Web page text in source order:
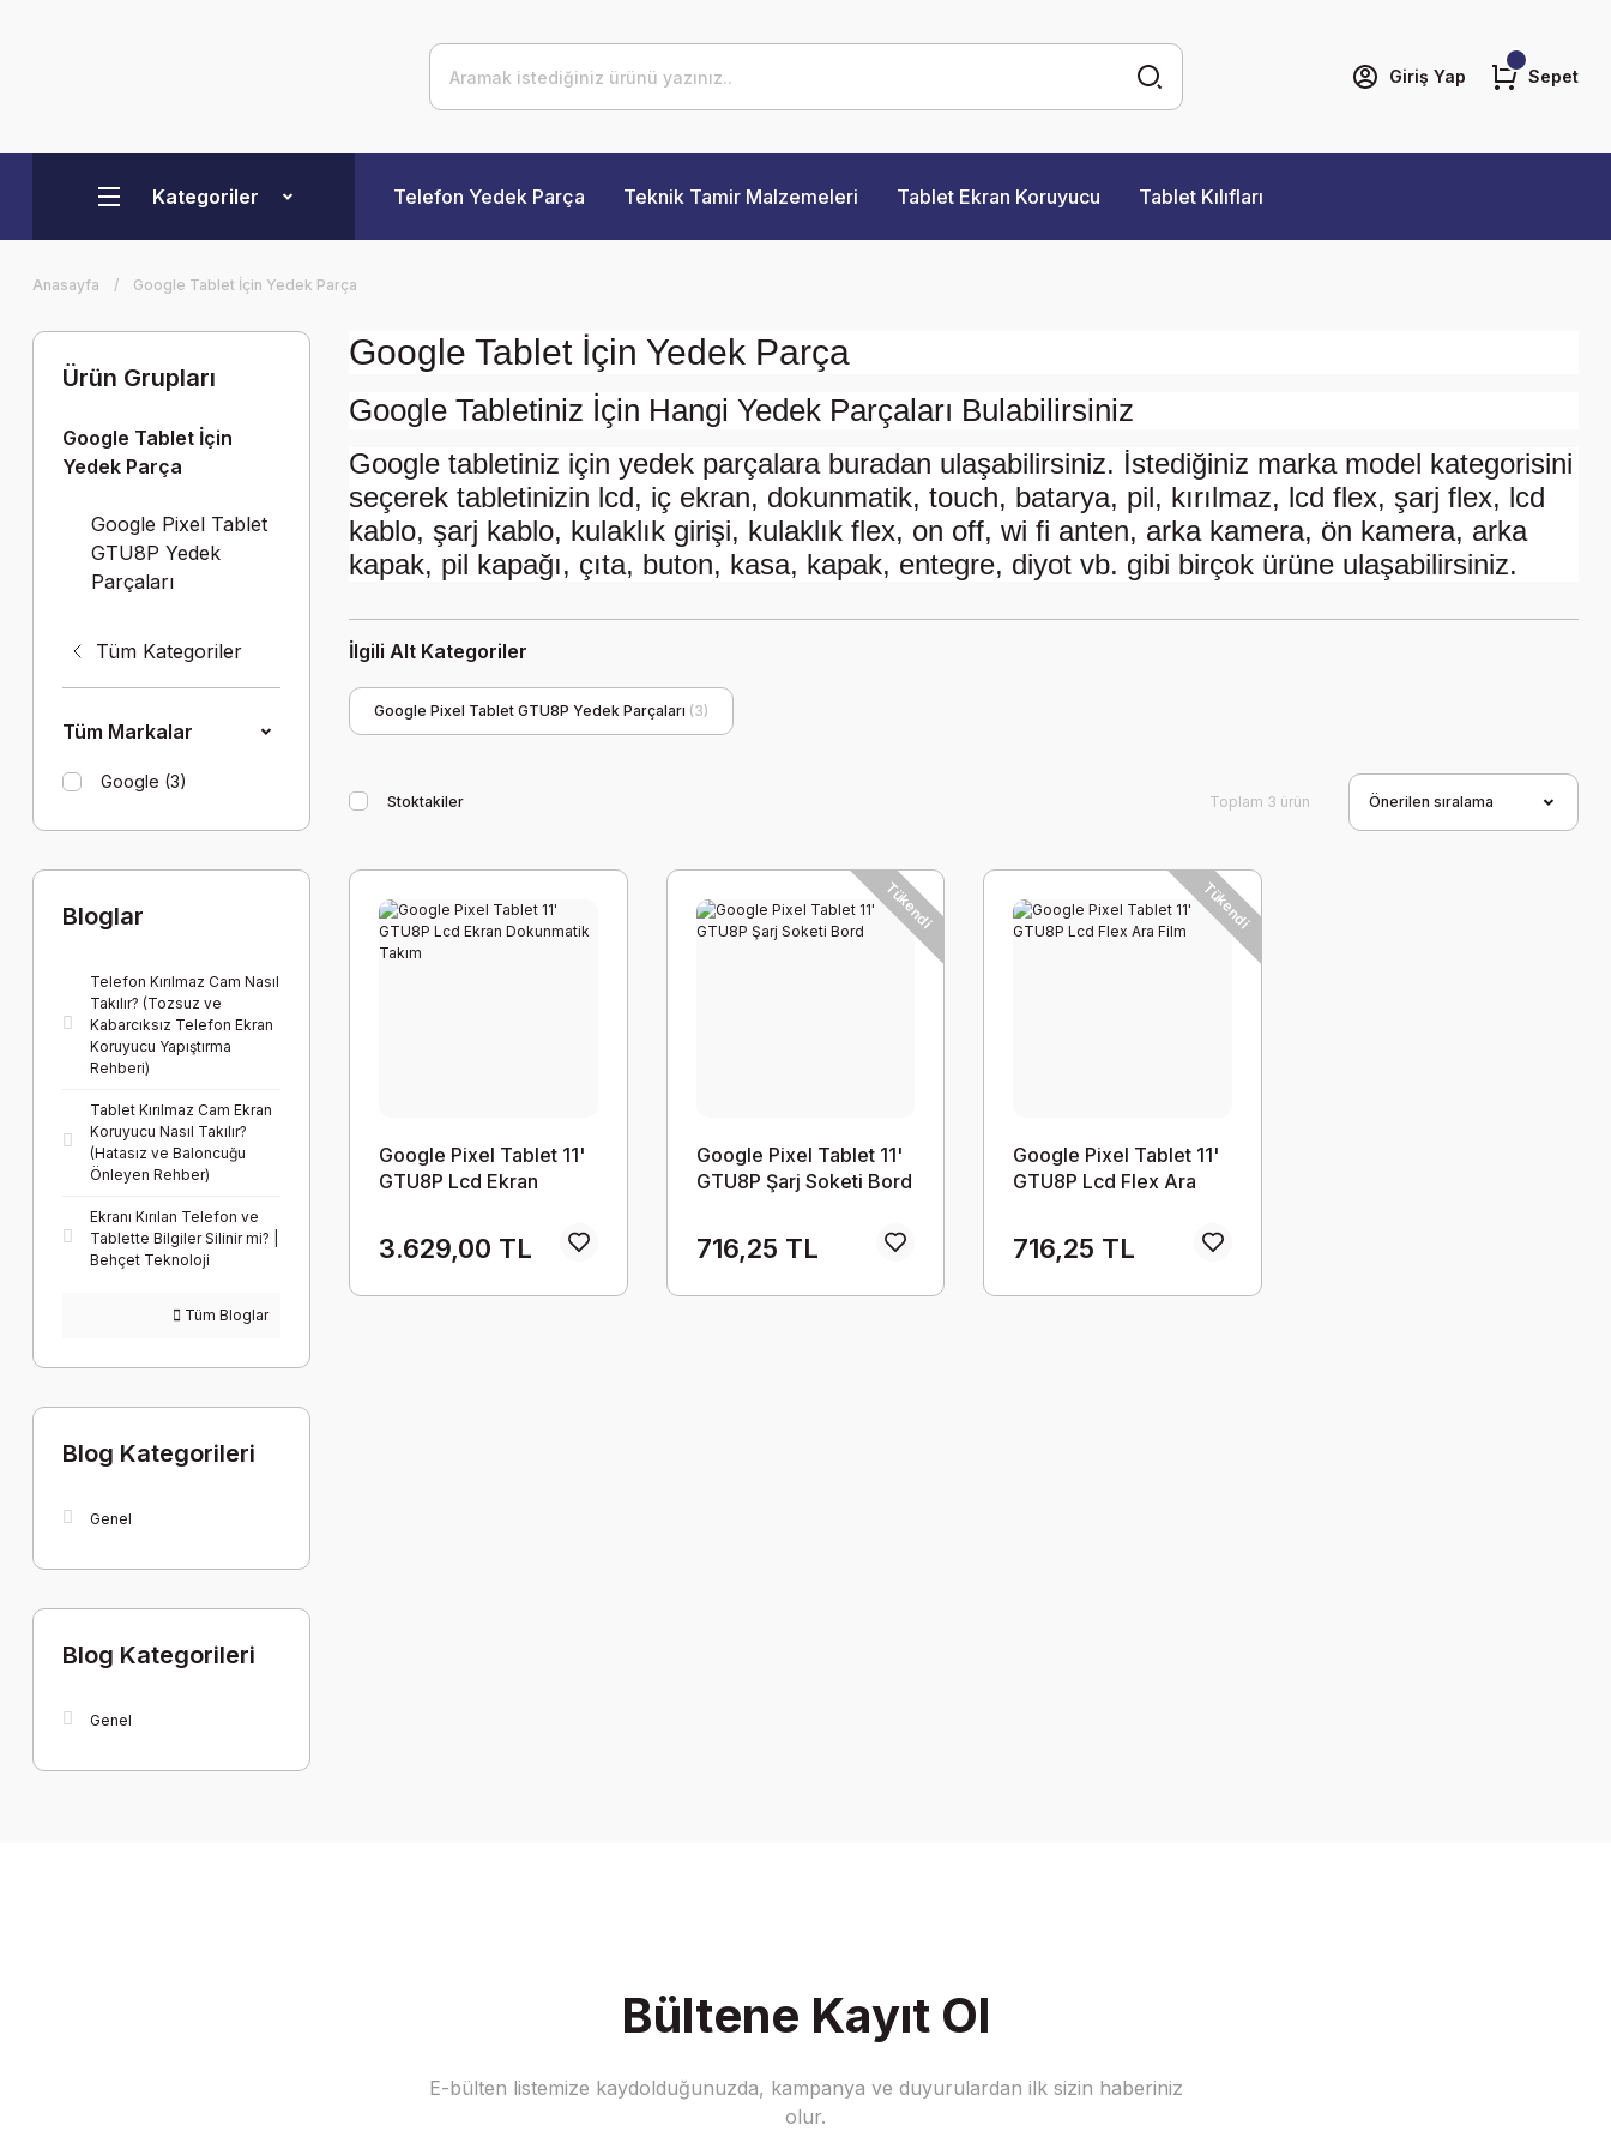
Giriş Yap Sepet
Kategoriler Telefon Yedek Parça Teknik Tamir Malzemeleri Tablet Ekran Koruyucu Tablet Kılıfları
Anasayfa Google Tablet İçin Yedek Parça
Ürün Grupları
Google Tablet İçin
Yedek Parça
Google Pixel Tablet
GTU8P Yedek
Parçaları
Tüm Kategoriler
Tüm Markalar
Google (3)
Bloglar
Telefon Kırılmaz Cam Nasıl
Takılır? (Tozsuz ve
Kabarcıksız Telefon Ekran
Koruyucu Yapıştırma
Rehberi)
Tablet Kırılmaz Cam Ekran
Koruyucu Nasıl Takılır?
(Hatasız ve Baloncuğu
Önleyen Rehber)
Ekranı Kırılan Telefon ve
Tablette Bilgiler Silinir mi? |
Behçet Teknoloji
Tüm Bloglar
Blog Kategorileri
Genel
Blog Kategorileri
Genel
Google Tablet İçin Yedek Parça
Google Tabletiniz İçin Hangi Yedek Parçaları Bulabilirsiniz
Google tabletiniz için yedek parçalara buradan ulaşabilirsiniz. İstediğiniz marka model kategorisini
seçerek tabletinizin lcd, iç ekran, dokunmatik, touch, batarya, pil, kırılmaz, lcd flex, şarj flex, lcd
kablo, şarj kablo, kulaklık girişi, kulaklık flex, on off, wi fi anten, arka kamera, ön kamera, arka
kapak, pil kapağı, çıta, buton, kasa, kapak, entegre, diyot vb. gibi birçok ürüne ulaşabilirsiniz.
İlgili Alt Kategoriler
Google Pixel Tablet GTU8P Yedek Parçaları (3)
Stoktakiler Toplam 3 ürün
Google Pixel Tablet 11'
GTU8P Lcd Ekran
3.629,00 TL
Tükendi
Google Pixel Tablet 11'
GTU8P Şarj Soketi Bord
716,25 TL
Tükendi
Google Pixel Tablet 11'
GTU8P Lcd Flex Ara
716,25 TL
Bültene Kayıt Ol
E-bülten listemize kaydolduğunuzda, kampanya ve duyurulardan ilk sizin haberiniz
olur.